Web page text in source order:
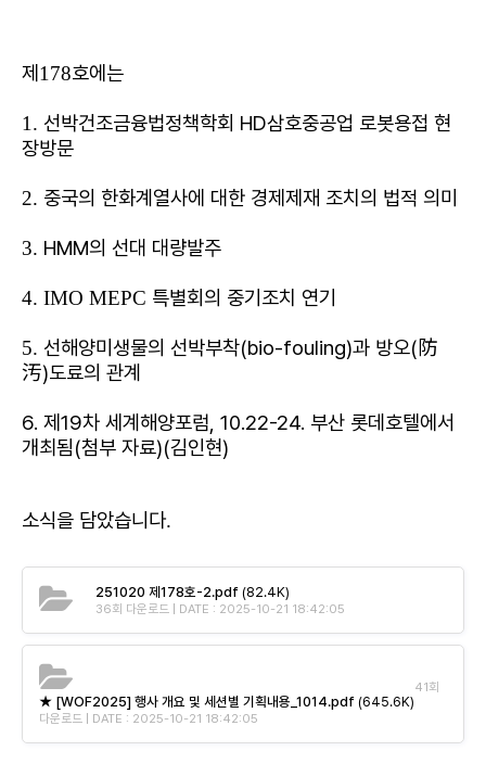
제178호에는
1. 선박건조금융법정책학회 HD삼호중공업 로봇용접 현
장방문
2. 중국의 한화계열사에 대한 경제제재 조치의 법적 의미
3. HMM의 선대 대량발주
4. IMO MEPC 특별회의 중기조치 연기
5. 선해양미생물의 선박부착(bio-fouling)과 방오(防
汚)도료의 관계
6. 제19차 세계해양포럼, 10.22-24. 부산 롯데호텔에서
개최됨(첨부 자료)(김인현)
소식을 담았습니다.
251020 제178호-2.pdf (82.4K)
36회 다운로드 | DATE : 2025-10-21 18:42:05
★ [WOF2025] 행사 개요 및 세션별 기획내용_1014.pdf (645.6K)
41회
다운로드 | DATE : 2025-10-21 18:42:05